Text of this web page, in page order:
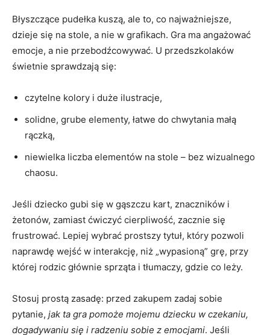
Błyszczące pudełka kuszą, ale to, co najważniejsze,
dzieje się na stole, a nie w grafikach. Gra ma angażować
emocje, a nie przebodźcowywać. U przedszkolaków
świetnie sprawdzają się:
czytelne kolory i duże ilustracje,
solidne, grube elementy, łatwe do chwytania małą
rączką,
niewielka liczba elementów na stole – bez wizualnego
chaosu.
Jeśli dziecko gubi się w gąszczu kart, znaczników i
żetonów, zamiast ćwiczyć cierpliwość, zacznie się
frustrować. Lepiej wybrać prostszy tytuł, który pozwoli
naprawdę wejść w interakcję, niż „wypasioną” grę, przy
której rodzic głównie sprząta i tłumaczy, gdzie co leży.
Stosuj prostą zasadę: przed zakupem zadaj sobie
pytanie, jak ta gra pomoże mojemu dziecku w czekaniu,
dogadywaniu się i radzeniu sobie z emocjami. Jeśli